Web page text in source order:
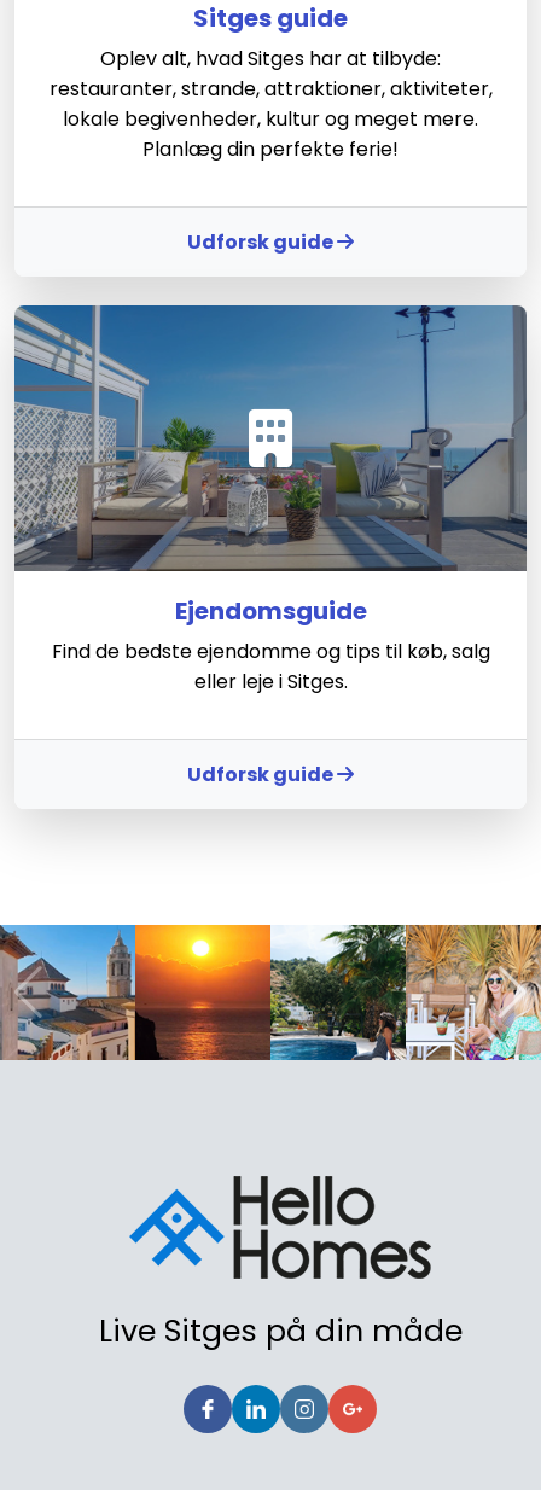
Sitges guide
Oplev alt, hvad Sitges har at tilbyde:
restauranter, strande, attraktioner, aktiviteter,
lokale begivenheder, kultur og meget mere.
Planlæg din perfekte ferie!
Udforsk guide
Ejendomsguide
Find de bedste ejendomme og tips til køb, salg
eller leje i Sitges.
Udforsk guide
Live Sitges på din måde